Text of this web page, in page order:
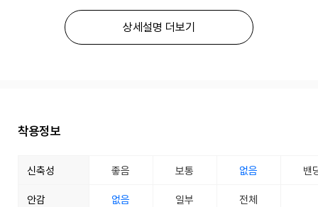
상세설명 더보기
착용정보
신축성 좋음 보통 없음 밴
안감 없음 일부 전체